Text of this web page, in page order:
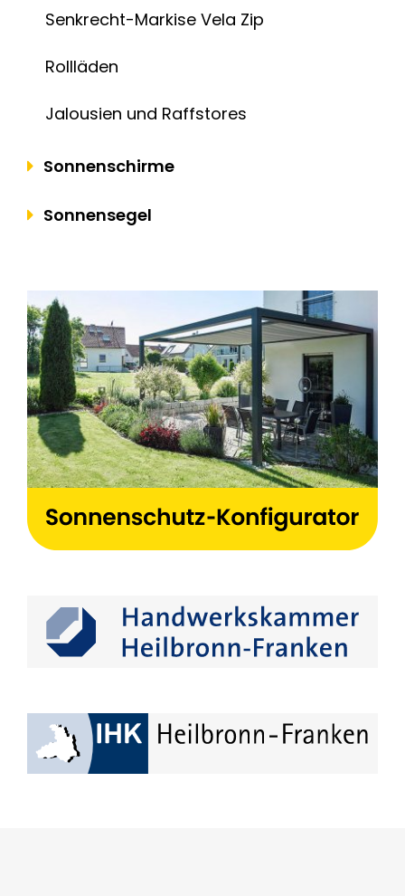
Senkrecht-Markise Vela Zip
Rollläden
Jalousien und Raffstores
Sonnenschirme
Sonnensegel